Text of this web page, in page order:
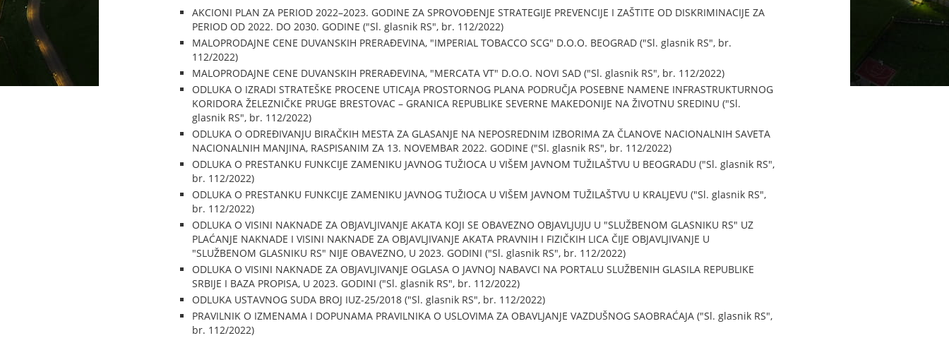
AKCIONI PLAN ZA PERIOD 2022–2023. GODINE ZA SPROVOĐENJE STRATEGIJE PREVENCIJE I ZAŠTITE OD DISKRIMINACIJE ZA
PERIOD OD 2022. DO 2030. GODINE ("Sl. glasnik RS", br. 112/2022)
MALOPRODAJNE CENE DUVANSKIH PRERAĐEVINA, "IMPERIAL TOBACCO SCG" D.O.O. BEOGRAD ("Sl. glasnik RS", br.
112/2022)
MALOPRODAJNE CENE DUVANSKIH PRERAĐEVINA, "MERCATA VT" D.O.O. NOVI SAD ("Sl. glasnik RS", br. 112/2022)
ODLUKA O IZRADI STRATEŠKE PROCENE UTICAJA PROSTORNOG PLANA PODRUČJA POSEBNE NAMENE INFRASTRUKTURNOG
KORIDORA ŽELEZNIČKE PRUGE BRESTOVAC – GRANICA REPUBLIKE SEVERNE MAKEDONIJE NA ŽIVOTNU SREDINU ("Sl.
glasnik RS", br. 112/2022)
ODLUKA O ODREĐIVANJU BIRAČKIH MESTA ZA GLASANJE NA NEPOSREDNIM IZBORIMA ZA ČLANOVE NACIONALNIH SAVETA
NACIONALNIH MANJINA, RASPISANIM ZA 13. NOVEMBAR 2022. GODINE ("Sl. glasnik RS", br. 112/2022)
ODLUKA O PRESTANKU FUNKCIJE ZAMENIKU JAVNOG TUŽIOCA U VIŠEM JAVNOM TUŽILAŠTVU U BEOGRADU ("Sl. glasnik RS",
br. 112/2022)
ODLUKA O PRESTANKU FUNKCIJE ZAMENIKU JAVNOG TUŽIOCA U VIŠEM JAVNOM TUŽILAŠTVU U KRALJEVU ("Sl. glasnik RS",
br. 112/2022)
ODLUKA O VISINI NAKNADE ZA OBJAVLJIVANJE AKATA KOJI SE OBAVEZNO OBJAVLJUJU U "SLUŽBENOM GLASNIKU RS" UZ
PLAĆANJE NAKNADE I VISINI NAKNADE ZA OBJAVLJIVANJE AKATA PRAVNIH I FIZIČKIH LICA ČIJE OBJAVLJIVANJE U
"SLUŽBENOM GLASNIKU RS" NIJE OBAVEZNO, U 2023. GODINI ("Sl. glasnik RS", br. 112/2022)
ODLUKA O VISINI NAKNADE ZA OBJAVLJIVANJE OGLASA O JAVNOJ NABAVCI NA PORTALU SLUŽBENIH GLASILA REPUBLIKE
SRBIJE I BAZA PROPISA, U 2023. GODINI ("Sl. glasnik RS", br. 112/2022)
ODLUKA USTAVNOG SUDA BROJ IUZ-25/2018 ("Sl. glasnik RS", br. 112/2022)
PRAVILNIK O IZMENAMA I DOPUNAMA PRAVILNIKA O USLOVIMA ZA OBAVLJANJE VAZDUŠNOG SAOBRAĆAJA ("Sl. glasnik RS",
br. 112/2022)